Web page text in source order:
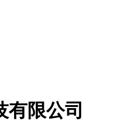
有限公司